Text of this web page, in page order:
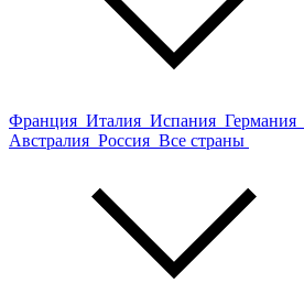
Франция Италия Испания Германия
Австралия Россия Все страны